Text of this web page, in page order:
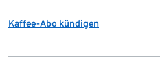
Kaffee-Abo kündigen